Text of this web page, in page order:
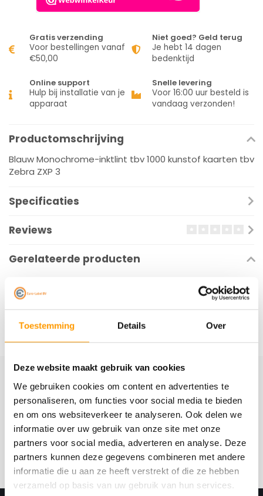
Toestemming Details Over
Deze website maakt gebruik van cookies
We gebruiken cookies om content en advertenties te
personaliseren, om functies voor social media te bieden
en om ons websiteverkeer te analyseren. Ook delen we
informatie over uw gebruik van onze site met onze
partners voor social media, adverteren en analyse. Deze
partners kunnen deze gegevens combineren met andere
informatie die u aan ze heeft verstrekt of die ze hebben
verzameld op basis van uw gebruik van hun services.
Gratis verzending
Voor bestellingen vanaf
€50,00
Niet goed? Geld terug
Je hebt 14 dagen
bedenktijd
Online support
Hulp bij installatie van je
apparaat
Snelle levering
Voor 16:00 uur besteld is
vandaag verzonden!
Productomschrijving
Blauw Monochrome-inktlint tbv 1000 kunstof kaarten tbv
Zebra ZXP 3
Specificaties
Reviews
Gerelateerde producten
Schrijf je hier in voor onze nieuwsbrief
Ontvang onze nieuwste aanbiedingen en
kortingscodes
Abonneer